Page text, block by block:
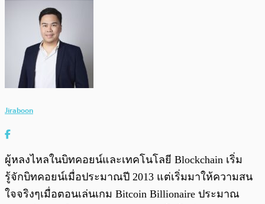
Jiraboon
ผู้หลงไหลในบิทคอยน์และเทคโนโลยี Blockchain เริ่ม
รู้จักบิทคอยน์เมื่อประมาณปี 2013 แต่เริ่มมาให้ความสน
ใจจริงๆเมื่อตอนเล่นเกม Bitcoin Billionaire ประมาณ